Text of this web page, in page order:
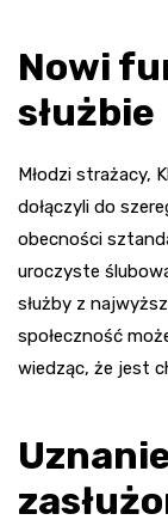
Nowi
służbie
Młodzi strażacy,
dołączyli do
obecności
uroczyste
służby z
społeczność
wiedząc, że jest